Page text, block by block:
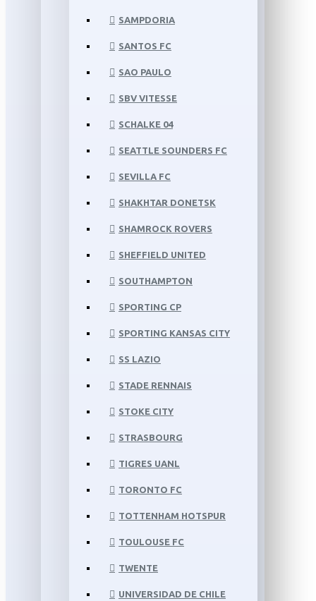
SAMPDORIA
SANTOS FC
SAO PAULO
SBV VITESSE
SCHALKE 04
SEATTLE SOUNDERS FC
SEVILLA FC
SHAKHTAR DONETSK
SHAMROCK ROVERS
SHEFFIELD UNITED
SOUTHAMPTON
SPORTING CP
SPORTING KANSAS CITY
SS LAZIO
STADE RENNAIS
STOKE CITY
STRASBOURG
TIGRES UANL
TORONTO FC
TOTTENHAM HOTSPUR
TOULOUSE FC
TWENTE
UNIVERSIDAD DE CHILE